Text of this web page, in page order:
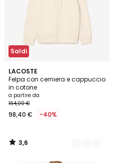
Saldi
LACOSTE
Felpa con cerniera e cappuccio
in cotone
a partire da
164,00 €
98,40 € -40%
3,6
/ 5
7
Colori
3,6
/